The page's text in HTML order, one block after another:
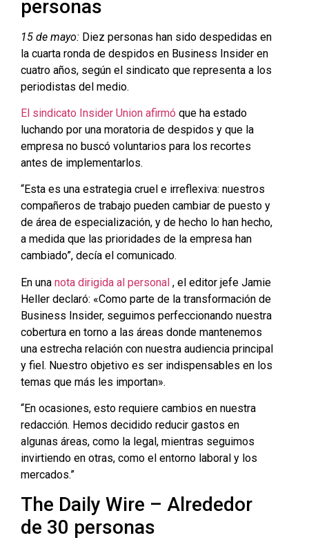
personas
15 de mayo: Diez personas han sido despedidas en
la cuarta ronda de despidos en Business Insider en
cuatro años, según el sindicato que representa a los
periodistas del medio.
El sindicato Insider Union afirmó que ha estado
luchando por una moratoria de despidos y que la
empresa no buscó voluntarios para los recortes
antes de implementarlos.
“Esta es una estrategia cruel e irreflexiva: nuestros
compañeros de trabajo pueden cambiar de puesto y
de área de especialización, y de hecho lo han hecho,
a medida que las prioridades de la empresa han
cambiado”, decía el comunicado.
En una nota dirigida al personal , el editor jefe Jamie
Heller declaró: «Como parte de la transformación de
Business Insider, seguimos perfeccionando nuestra
cobertura en torno a las áreas donde mantenemos
una estrecha relación con nuestra audiencia principal
y fiel. Nuestro objetivo es ser indispensables en los
temas que más les importan».
“En ocasiones, esto requiere cambios en nuestra
redacción. Hemos decidido reducir gastos en
algunas áreas, como la legal, mientras seguimos
invirtiendo en otras, como el entorno laboral y los
mercados.”
The Daily Wire – Alrededor
de 30 personas